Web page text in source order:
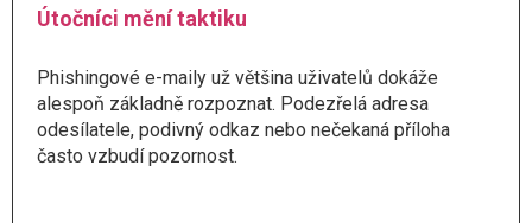
Útočníci mění taktiku
Phishingové e-maily už většina uživatelů dokáže
alespoň základně rozpoznat. Podezřelá adresa
odesílatele, podivný odkaz nebo nečekaná příloha
často vzbudí pozornost.